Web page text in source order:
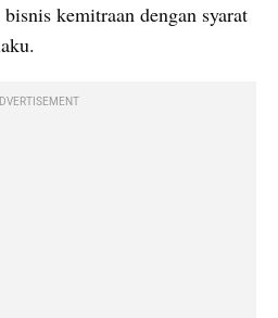
kemitraan dengan syarat